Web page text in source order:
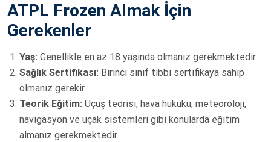
ATPL Frozen Almak İçin
Gerekenler
Yaş: Genellikle en az 18 yaşında olmanız gerekmektedir.
Sağlık Sertifikası: Birinci sınıf tıbbi sertifikaya sahip
olmanız gerekir.
Teorik Eğitim: Uçuş teorisi, hava hukuku, meteoroloji,
navigasyon ve uçak sistemleri gibi konularda eğitim
almanız gerekmektedir.